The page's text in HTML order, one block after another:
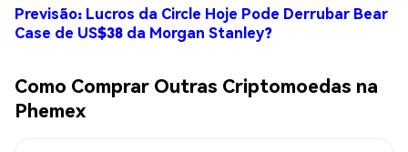
Previsão: Lucros da Circle Hoje Pode Derrubar Bear
Case de US$38 da Morgan Stanley?
Como Comprar Outras Criptomoedas na
Phemex